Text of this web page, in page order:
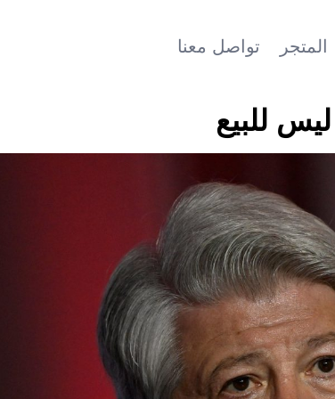
المتجر تواصل معنا
للبيع